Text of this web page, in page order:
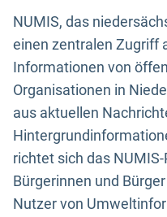
NUMIS, das
einen zentralen Zugriff
Informationen von
Organisationen in
aus aktuellen
richtet sich das
Bürgerinnen und
Nutzer von